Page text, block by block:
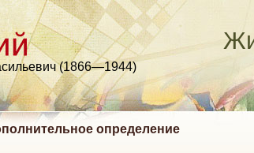
(1866—1944)
определение